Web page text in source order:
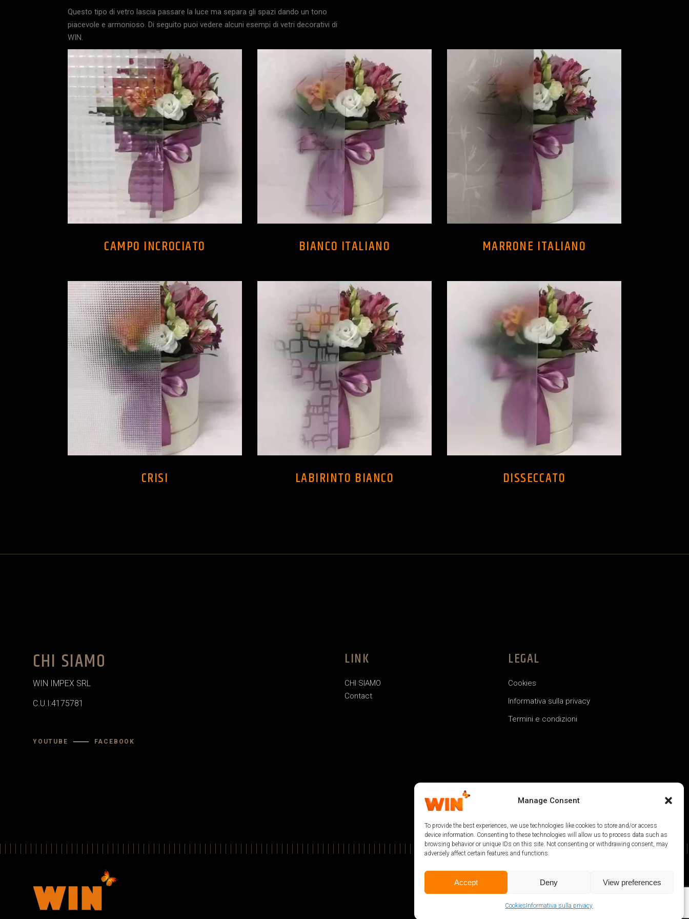
Manage Consent
To provide the best experiences, we use technologies like cookies to store and/or access
device information. Consenting to these technologies will allow us to process data such as
browsing behavior or unique IDs on this site. Not consenting or withdrawing consent, may
adversely affect certain features and functions.
Accept Deny View preferences
Cookies Informativa sulla privacy
Questo tipo di vetro lascia passare la luce ma separa gli spazi dando un tono
piacevole e armonioso. Di seguito puoi vedere alcuni esempi di vetri decorativi di
WIN.
CAMPO INCROCIATO BIANCO ITALIANO MARRONE ITALIANO
CRISI LABIRINTO BIANCO DISSECCATO
CHI SIAMO
WIN IMPEX SRL
C.U.I:4175781
YOUTUBE FACEBOOK
LINK
CHI SIAMO
Contact
LEGAL
Cookies
Informativa sulla privacy
Termini e condizioni
@2024 alimentato da